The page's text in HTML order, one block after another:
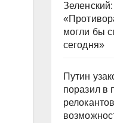
Зеленский:
могли бы
сегодня»
Путин
поразил в